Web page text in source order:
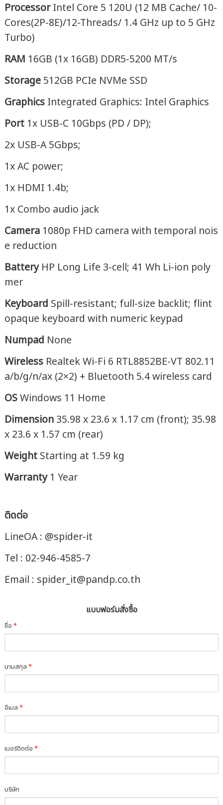
ProcessorIntel Core 5 120U (12 MB Cache/ 10-
Cores(2P-8E)/12-Threads/ 1.4 GHz up to 5 GHz
Turbo)
RAM 16GB (1x 16GB) DDR5-5200 MT/s
Storage 512GB PCIe NVMe SSD
Graphics Integrated Graphics: Intel Graphics
Port 1x USB-C 10Gbps (PD / DP);
2x USB-A 5Gbps;
1x AC power;
1x HDMI 1.4b;
1x Combo audio jack
Camera 1080p FHD camera with temporal nois
e reduction
Battery HP Long Life 3-cell; 41 Wh Li-ion poly
mer
Keyboard Spill-resistant; full-size backlit; flint
opaque keyboard with numeric keypad
Numpad None
Wireless Realtek Wi-Fi 6 RTL8852BE-VT 802.11
a/b/g/n/ax (2×2) + Bluetooth 5.4 wireless card
OSWindows 11 Home
Dimension 35.98 x 23.6 x 1.17 cm (front); 35.98
x 23.6 x 1.57 cm (rear)
Weight Starting at 1.59 kg
Warranty1 Year
ติดต่อ
LineOA : @spider-it
Tel : 02-946-4585-7
Email : spider_it@pandp.co.th
แบบฟอร์มสั่งซื้อ
ชื่อ*
นามสกุล*
อีเมล*
เบอร์ติดต่อ*
บริษัท